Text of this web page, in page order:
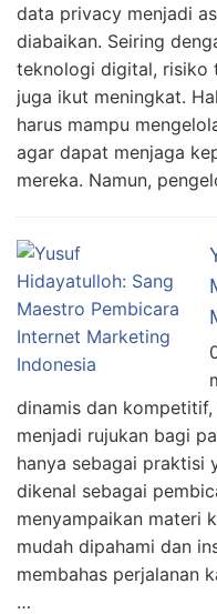
data privacy menjadi
diabaikan. Seiring
teknologi digital, risiko
juga ikut meningkat.
harus mampu
agar dapat menjaga
mereka. Namun,
dinamis dan
menjadi rujukan bagi
hanya sebagai praktisi
dikenal sebagai
menyampaikan materi
mudah dipahami dan
membahas perjalanan
…